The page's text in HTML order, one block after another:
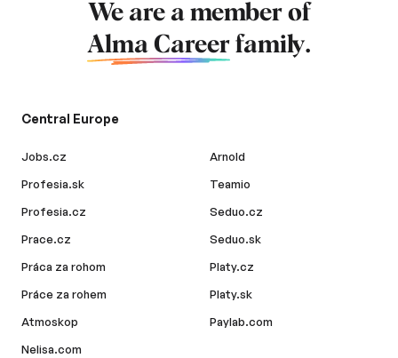
We are a member of
Alma Career family.
Central Europe
Jobs.cz
Profesia.sk
Profesia.cz
Prace.cz
Práca za rohom
Práce za rohem
Atmoskop
Nelisa.com
Arnold
Teamio
Seduo.cz
Seduo.sk
Platy.cz
Platy.sk
Paylab.com